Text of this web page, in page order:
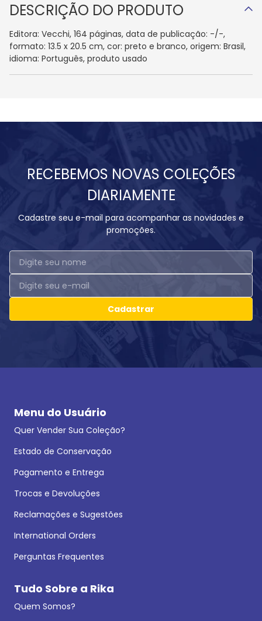
DESCRIÇÃO DO PRODUTO
Editora: Vecchi, 164 páginas, data de publicação: -/-,
formato: 13.5 x 20.5 cm, cor: preto e branco, origem: Brasil,
idioma: Português, produto usado
RECEBEMOS NOVAS COLEÇÕES
DIARIAMENTE
Cadastre seu e-mail para acompanhar as novidades e
promoções.
Cadastrar
Menu do Usuário
Quer Vender Sua Coleção?
Estado de Conservação
Pagamento e Entrega
Trocas e Devoluções
Reclamações e Sugestões
International Orders
Perguntas Frequentes
Tudo Sobre a Rika
Quem Somos?